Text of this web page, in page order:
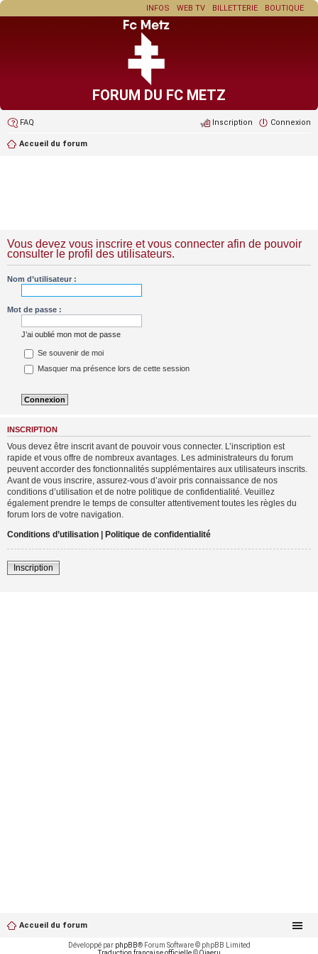
BOUTIQUE
BILLETTERIE
WEB TV
INFOS
FORUM DU FC METZ
FAQ Connexion
Inscription
Accueil du forum
Vous devez vous inscrire et vous connecter afin de pouvoir
consulter le profil des utilisateurs.
Nom d’utilisateur :
Mot de passe :
J’ai oublié mon mot de passe
Se souvenir de moi
Masquer ma présence lors de cette session
INSCRIPTION
Vous devez être inscrit avant de pouvoir vous connecter. L’inscription est
rapide et vous offre de nombreux avantages. Les administrateurs du forum
peuvent accorder des fonctionnalités supplémentaires aux utilisateurs inscrits.
Avant de vous inscrire, assurez-vous d’avoir pris connaissance de nos
conditions d’utilisation et de notre politique de confidentialité. Veuillez
également prendre le temps de consulter attentivement toutes les règles du
forum lors de votre navigation.
Conditions d’utilisation | Politique de confidentialité
Inscription
Accueil du forum
Développé par phpBB® Forum Software © phpBB Limited